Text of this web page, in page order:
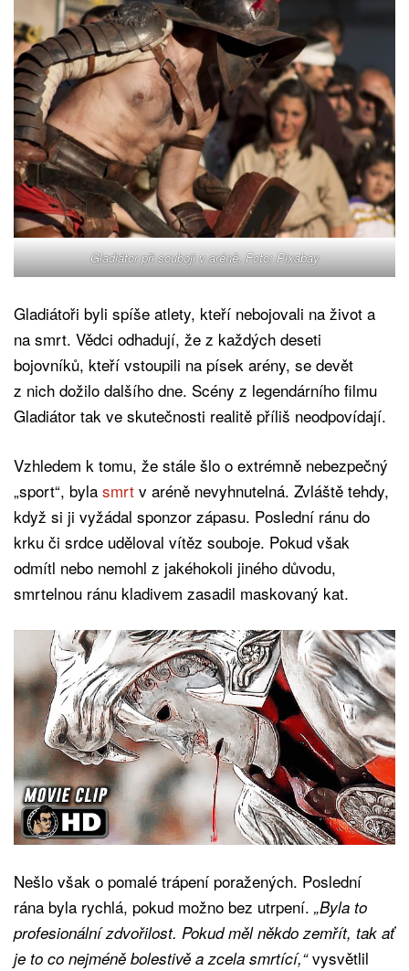
Gladiátor při souboji v aréně. Foto: Pixabay
Gladiátoři byli spíše atlety, kteří nebojovali na život a
na smrt. Vědci odhadují, že z každých deseti
bojovníků, kteří vstoupili na písek arény, se devět
z nich dožilo dalšího dne. Scény z legendárního filmu
Gladiátor tak ve skutečnosti realitě příliš neodpovídají.
Vzhledem k tomu, že stále šlo o extrémně nebezpečný
„sport“, byla smrt v aréně nevyhnutelná. Zvláště tehdy,
když si ji vyžádal sponzor zápasu. Poslední ránu do
krku či srdce uděloval vítěz souboje. Pokud však
odmítl nebo nemohl z jakéhokoli jiného důvodu,
smrtelnou ránu kladivem zasadil maskovaný kat.
Nešlo však o pomalé trápení poražených. Poslední
rána byla rychlá, pokud možno bez utrpení. „Byla to
profesionální zdvořilost. Pokud měl někdo zemřít, tak ať
je to co nejméně bolestivě a zcela smrtící,“vysvětlil